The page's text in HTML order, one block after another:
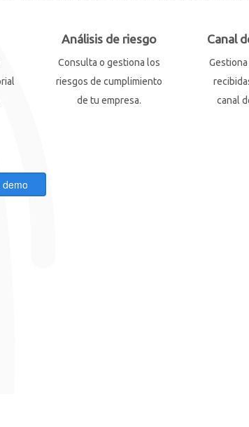
Análisis de riesgo
Consulta o gestiona los
riesgos de cumplimiento
de tu empresa.
Canal
canal